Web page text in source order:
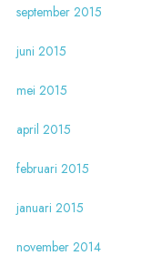
september 2015
juni 2015
mei 2015
april 2015
februari 2015
januari 2015
november 2014